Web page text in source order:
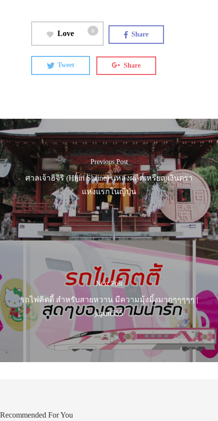
Love 0 Share
Tweet Share
Previous Post
ศาลเจ้าฮิจิริ (Hijiri Shrine) แหล่งผลิตเหรียญเงินตรา
แห่งแรกในญี่ปุ่น
Next Post
รถไฟคิตตี้ สำหรับสายหวาน มีความมุ้งมิ้งมากๆๆๆๆๆ |
japan555
Recommended For You